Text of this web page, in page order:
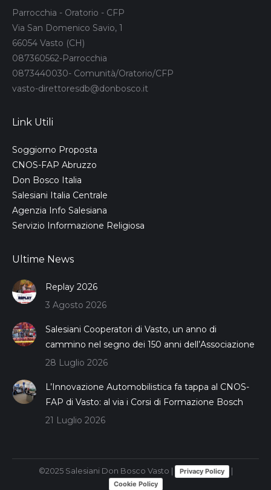
Parrocchia - Oratorio - CFP
Via San Domenico Savio, 1
66054 Vasto (CH)
087360562-Parrocchia
0873440030- Comunità/Oratorio/CFP
vasto-direttoresdb@donbosco.it
Link Utili
Soggiorno Proposta
CNOS-FAP Abruzzo
Don Bosco Italia
Salesiani Italia Centrale
Agenzia Info Salesiana
Servizio Informazione Religiosa
Ultime News
Replay 2026
3 Agosto 2026
Salesiani Cooperatori di Vasto, un anno di
cammino nel segno dei 150 anni dell’Associazione
28 Luglio 2026
L’Innovazione Automobilistica fa tappa al CNOS-
FAP di Vasto: al via i Corsi di Formazione Bosch
21 Luglio 2026
©2025 Salesiani Don Bosco Vasto | Privacy Policy |
Cookie Policy